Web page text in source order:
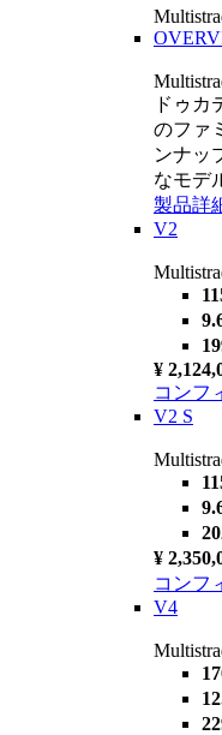
ドゥカ
のファ
ンナッ
なモデ
製品詳
V2
¥
コンフ
V2 S
¥
コンフ
V4